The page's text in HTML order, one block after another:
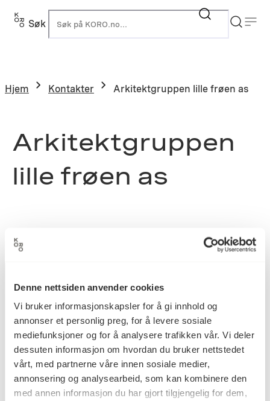
Denne nettsiden anvender cookies
Vi bruker informasjonskapsler for å gi innhold og
annonser et personlig preg, for å levere sosiale
mediefunksjoner og for å analysere trafikken vår. Vi deler
dessuten informasjon om hvordan du bruker nettstedet
vårt, med partnerne våre innen sosiale medier,
annonsering og analysearbeid, som kan kombinere den
med annen informasjon du har gjort tilgjengelig for dem,
Søk
Hjem Kontakter Arkitektgruppen lille frøen as
Arkitektgruppen
lille frøen as
Postadresse
Postboks 6994
St. Olavs plass